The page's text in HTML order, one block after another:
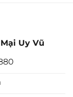
Uy Vũ